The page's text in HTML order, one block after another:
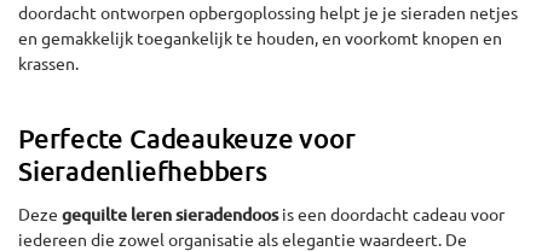
doordacht ontworpen opbergoplossing helpt je je sieraden netjes
en gemakkelijk toegankelijk te houden, en voorkomt knopen en
krassen.
Perfecte Cadeaukeuze voor
Sieradenliefhebbers
Deze gequilte leren sieradendoosis een doordacht cadeau voor
iedereen die zowel organisatie als elegantie waardeert. De